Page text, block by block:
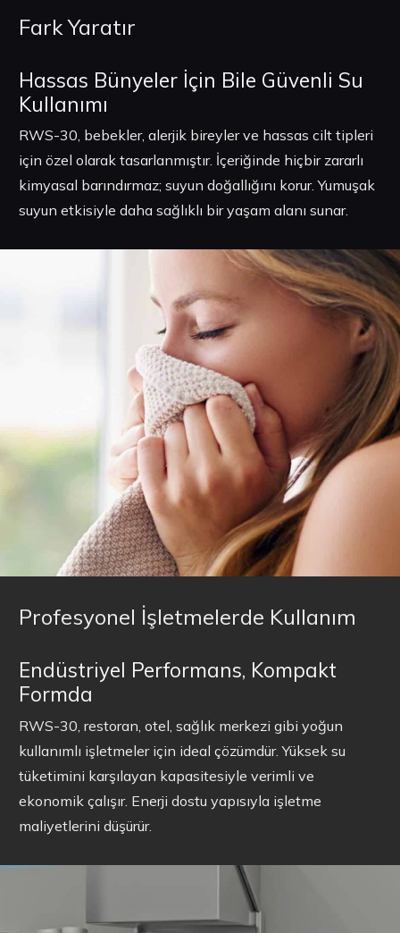
Fark Yaratır
Hassas Bünyeler İçin Bile Güvenli Su
Kullanımı
RWS-30, bebekler, alerjik bireyler ve hassas cilt tipleri
için özel olarak tasarlanmıştır. İçeriğinde hiçbir zararlı
kimyasal barındırmaz; suyun doğallığını korur. Yumuşak
suyun etkisiyle daha sağlıklı bir yaşam alanı sunar.
Profesyonel İşletmelerde Kullanım
Endüstriyel Performans, Kompakt
Formda
RWS-30, restoran, otel, sağlık merkezi gibi yoğun
kullanımlı işletmeler için ideal çözümdür. Yüksek su
tüketimini karşılayan kapasitesiyle verimli ve
ekonomik çalışır. Enerji dostu yapısıyla işletme
maliyetlerini düşürür.